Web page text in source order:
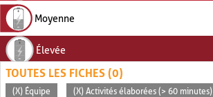
Moyenne
Élevée
TOUTES LES FICHES (0)
(X) Équipe (X) Activités élaborées (> 60 minutes)